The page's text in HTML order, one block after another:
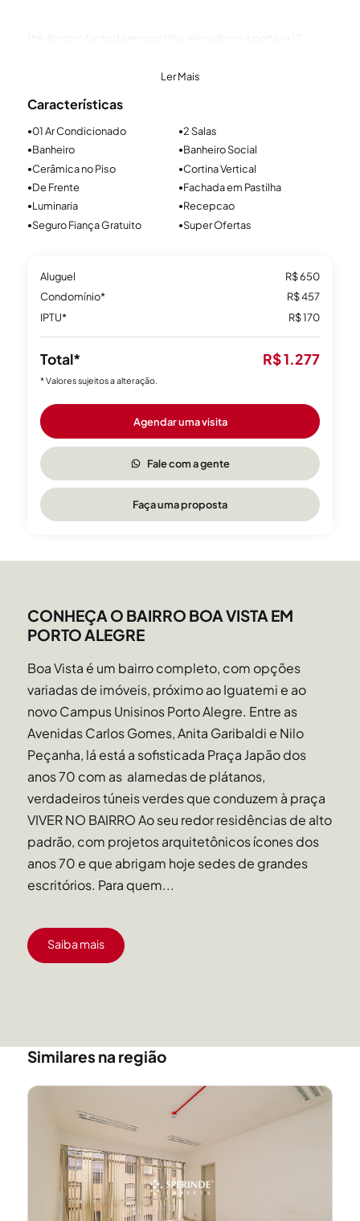
Ler Mais
Características
●01 Ar Condicionado ●2 Salas
●Banheiro ●Banheiro Social
●Cerâmica no Piso ●Cortina Vertical
●De Frente ●Fachada em Pastilha
●Luminaria ●Recepcao
●Seguro Fiança Gratuito ●Super Ofertas
Aluguel
R$ 650
Condomínio*
R$ 457
IPTU*
R$ 170
Total* R$ 1.277
* Valores sujeitos a alteração.
Agendar uma visita
Fale com a gente
Faça uma proposta
CONHEÇA O BAIRRO BOA VISTA EM
PORTO ALEGRE
Boa Vista é um bairro completo, com opções
variadas de imóveis, próximo ao Iguatemi e ao
novo Campus Unisinos Porto Alegre. Entre as
Avenidas Carlos Gomes, Anita Garibaldi e Nilo
Peçanha, lá está a sofisticada Praça Japão dos
anos 70 com as alamedas de plátanos,
verdadeiros túneis verdes que conduzem à praça
VIVER NO BAIRRO Ao seu redor residências de alto
padrão, com projetos arquitetônicos ícones dos
anos 70 e que abrigam hoje sedes de grandes
escritórios. Para quem...
Saiba mais
Similares na região